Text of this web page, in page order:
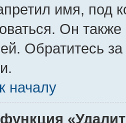
имя, под
Он
Обратитесь
началу